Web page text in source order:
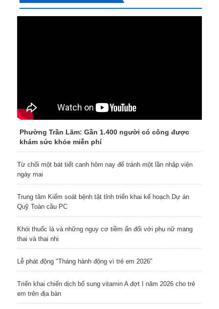
Phường Trần Lãm: Gần 1.400 người có công được
khám sức khỏe miễn phí
Từ chối một bát tiết canh hôm nay để tránh một lần nhập viện
ngày mai
Trung tâm Kiểm soát bệnh tật tỉnh triển khai kế hoạch Dự án
Quỹ Toàn cầu PC
Khói thuốc lá và những nguy cơ tiềm ẩn đối với phụ nữ mang
thai và thai nhi
Lễ phát động "Tháng hành động vì trẻ em 2026"
Triển khai chiến dịch bổ sung vitamin A đợt I năm 2026 cho trẻ
em trên địa bàn